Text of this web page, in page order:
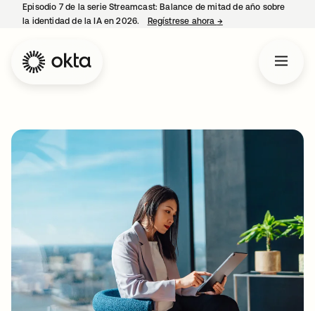
Episodio 7 de la serie Streamcast: Balance de mitad de año sobre
la identidad de la IA en 2026.
Regístrese ahora →se abre en una